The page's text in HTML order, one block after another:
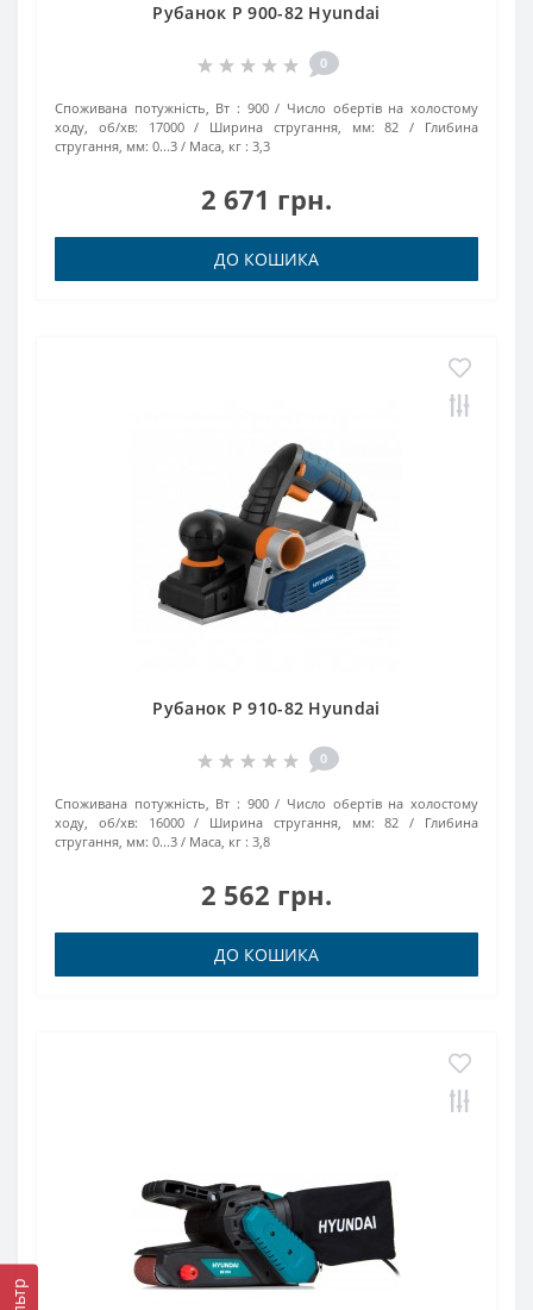
Рубанок P 900-82 Hyundai
0
Споживана потужність, Вт : 900
Число обертів на холостому
ходу, об/хв:
17000 Ширина стругання, мм: 82
Глибина
стругання, мм: 0...3 Маса, кг : 3,3
2 671 грн.
ДО КОШИКА
Рубанок P 910-82 Hyundai
0
Споживана потужність, Вт : 900
Число обертів на холостому
ходу, об/хв:
16000 Ширина стругання, мм: 82
Глибина
стругання, мм: 0...3 Маса, кг : 3,8
2 562 грн.
ДО КОШИКА